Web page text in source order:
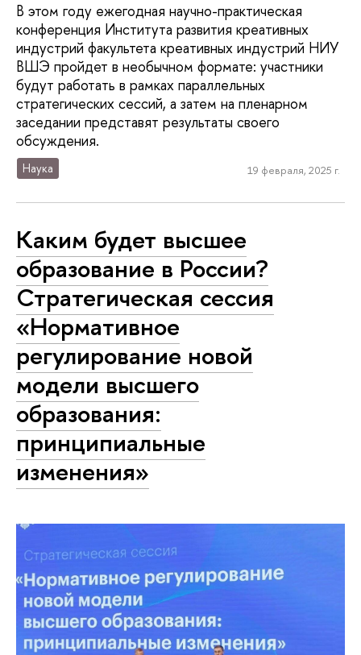
В этом году ежегодная научно-практическая
конференция Института развития креативных
индустрий факультета креативных индустрий НИУ
ВШЭ пройдет в необычном формате: участники
будут работать в рамках параллельных
стратегических сессий, а затем на пленарном
заседании представят результаты своего
обсуждения.
Наука 19 февраля, 2025 г.
Каким будет высшее
образование в России?
Стратегическая сессия
«Нормативное
регулирование новой
модели высшего
образования:
принципиальные
изменения»